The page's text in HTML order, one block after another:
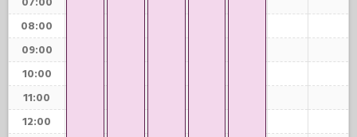
08:00
09:00
10:00
11:00
12:00